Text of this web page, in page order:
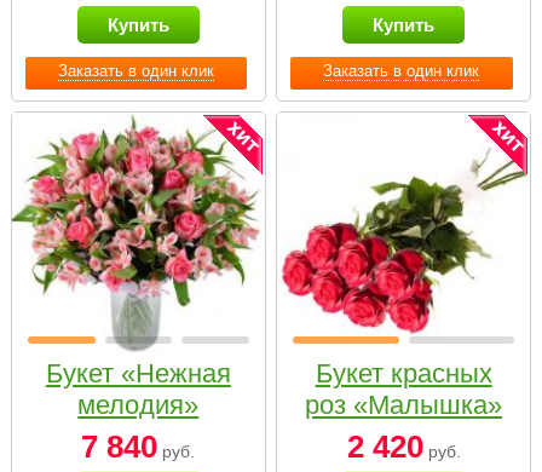
Заказать в один клик
Купить
Заказать в один клик
Купить
Букет «Нежная
мелодия»
7 840 руб.
Букет красных
роз «Малышка»
2 420руб.